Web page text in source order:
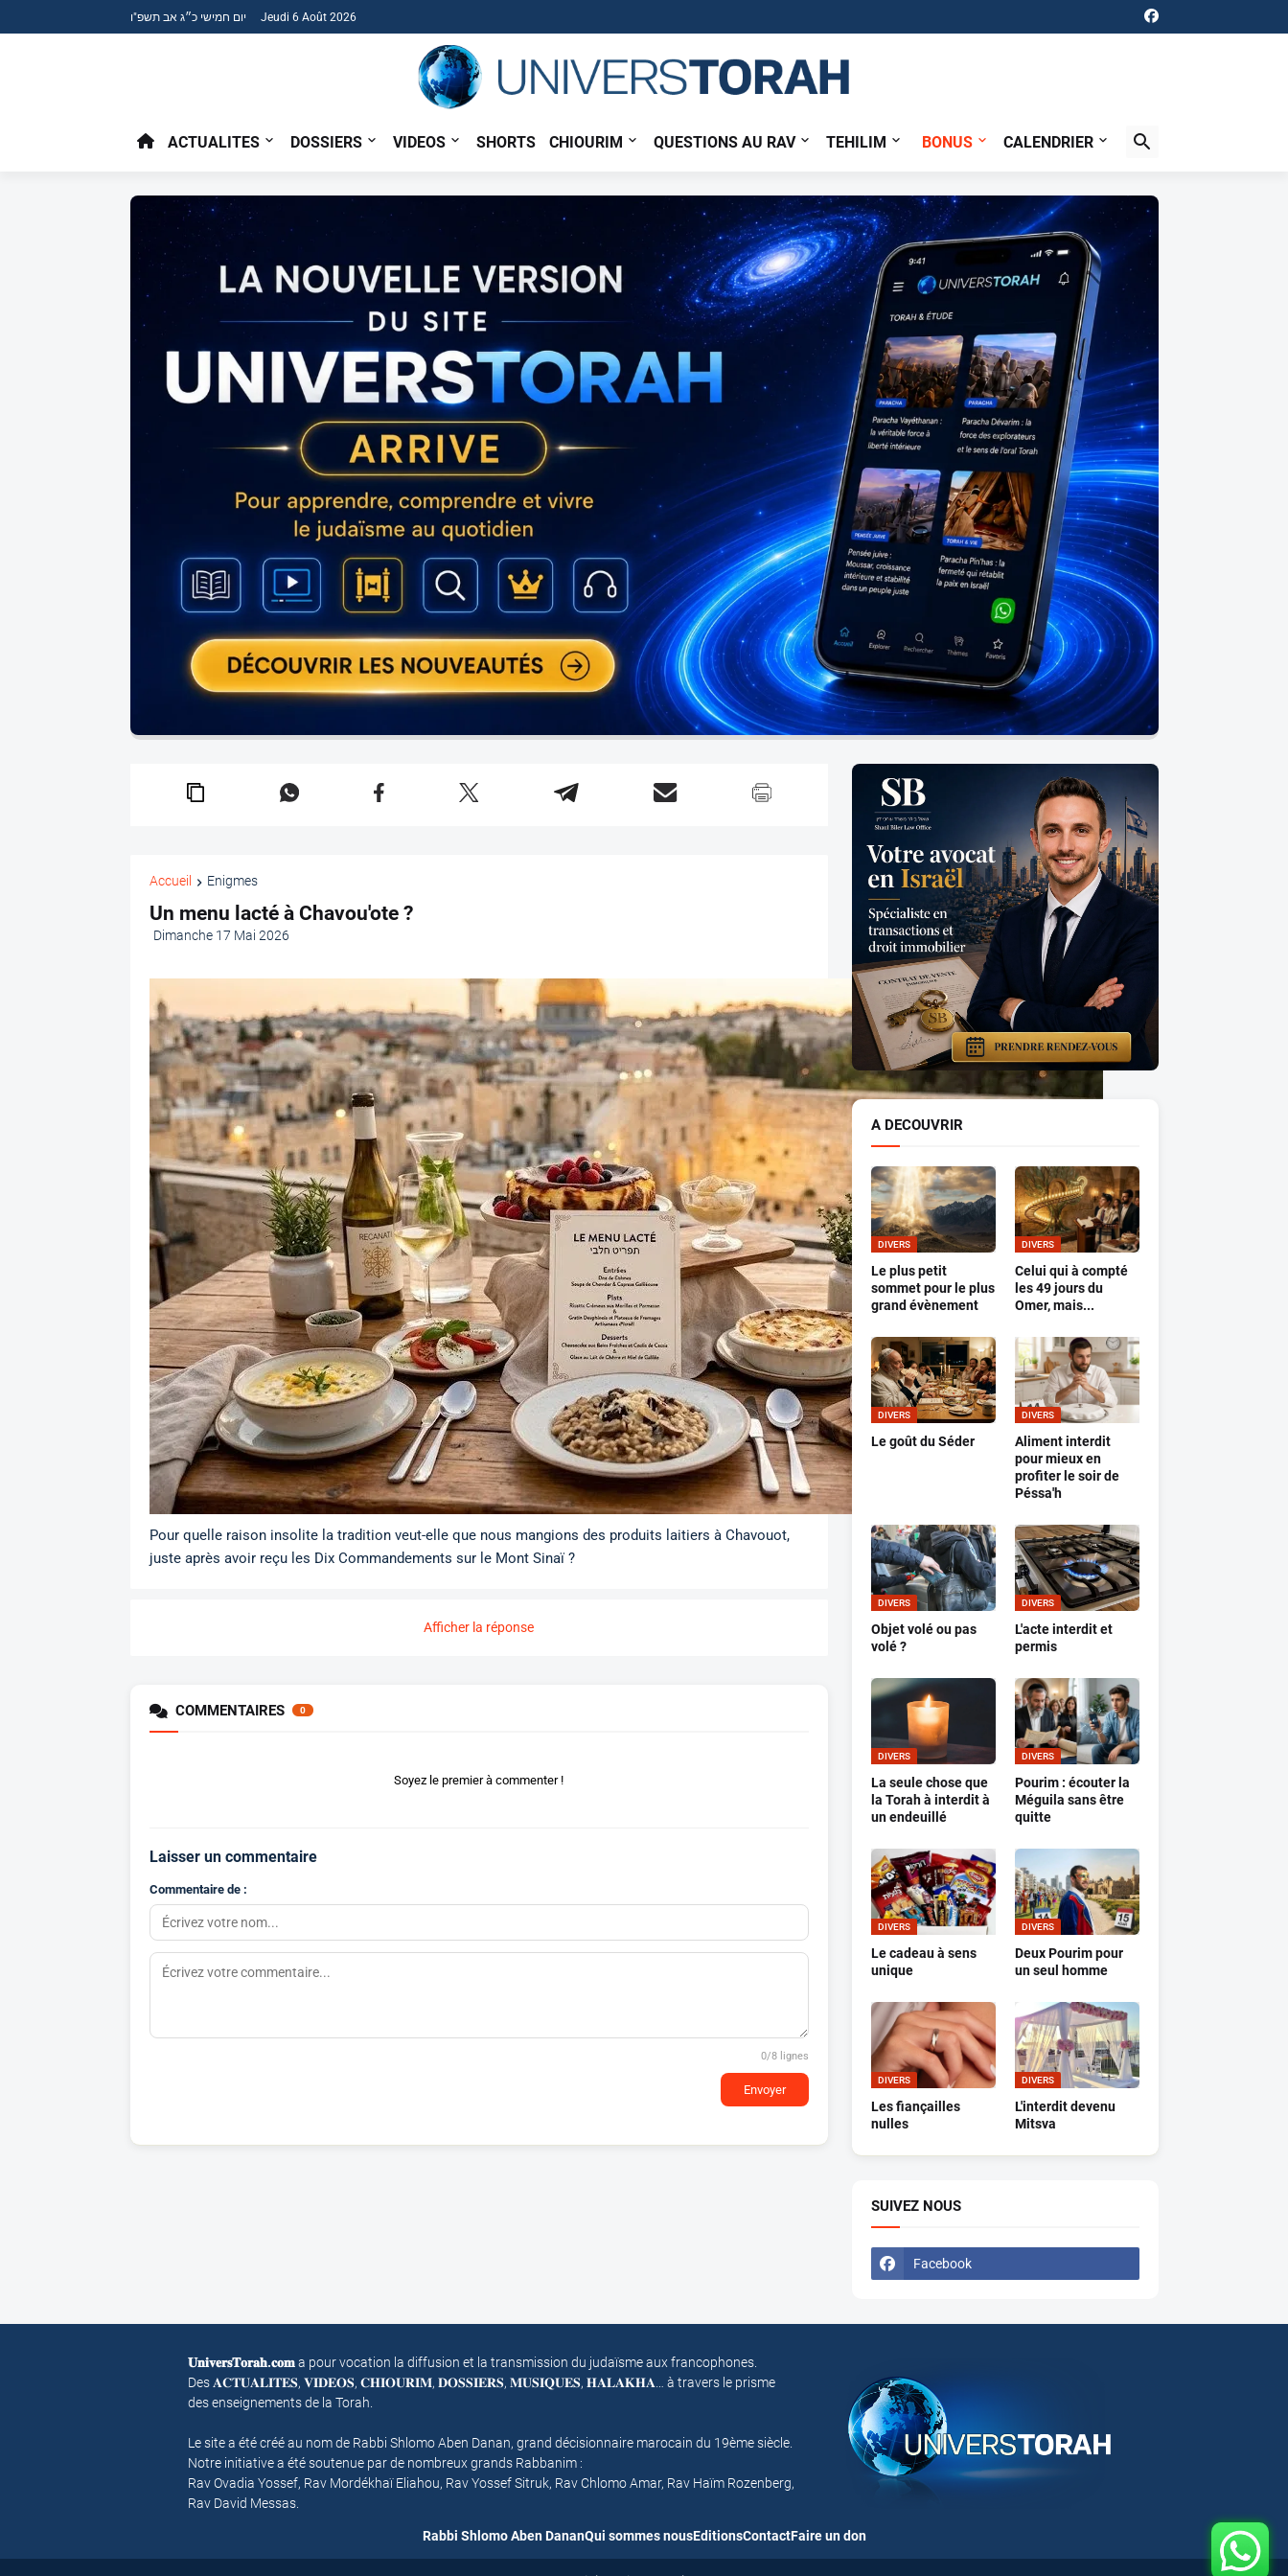
יום חמישי כ״ג אב תשפ"ו Jeudi 6 Août 2026
ACTUALITES DOSSIERS VIDEOS SHORTS CHIOURIM QUESTIONS AU RAV TEHILIM BONUS CALENDRIER
Accueil Enigmes
Un menu lacté à Chavou'ote ?
Dimanche 17 Mai 2026
Pour quelle raison insolite la tradition veut-elle que nous mangions des produits laitiers à Chavouot,
juste après avoir reçu les Dix Commandements sur le Mont Sinaï ?
Afficher la réponse
COMMENTAIRES 0
Soyez le premier à commenter !
Laisser un commentaire
Commentaire de :
0/8 lignes
Envoyer
A DECOUVRIR
DIVERS
Le plus petit
sommet pour le plus
grand évènement
DIVERS
Celui qui à compté
les 49 jours du
Omer, mais...
DIVERS
Le goût du Séder
DIVERS
Aliment interdit
pour mieux en
profiter le soir de
Péssa'h
DIVERS
Objet volé ou pas
volé ?
DIVERS
L'acte interdit et
permis
DIVERS
La seule chose que
la Torah à interdit à
un endeuillé
DIVERS
Pourim : écouter la
Méguila sans être
quitte
DIVERS
Le cadeau à sens
unique
DIVERS
Deux Pourim pour
un seul homme
DIVERS
Les fiançailles
nulles
DIVERS
L'interdit devenu
Mitsva
SUIVEZ NOUS
Facebook
𝐔𝐧𝐢𝐯𝐞𝐫𝐬𝐓𝐨𝐫𝐚𝐡.𝐜𝐨𝐦a pour vocation la diffusion et la transmission du judaïsme aux francophones.
Des 𝐀𝐂𝐓𝐔𝐀𝐋𝐈𝐓𝐄𝐒, 𝐕𝐈𝐃𝐄𝐎𝐒, 𝐂𝐇𝐈𝐎𝐔𝐑𝐈𝐌, 𝐃𝐎𝐒𝐒𝐈𝐄𝐑𝐒, 𝐌𝐔𝐒𝐈𝐐𝐔𝐄𝐒, 𝐇𝐀𝐋𝐀𝐊𝐇𝐀… à travers le prisme
des enseignements de la Torah.
Le site a été créé au nom de Rabbi Shlomo Aben Danan, grand décisionnaire marocain du 19ème siècle.
Notre initiative a été soutenue par de nombreux grands Rabbanim :
Rav Ovadia Yossef, Rav Mordékhaï Eliahou, Rav Yossef Sitruk, Rav Chlomo Amar, Rav Haïm Rozenberg,
Rav David Messas.
Rabbi Shlomo Aben DananQui sommes nousEditionsContactFaire un don